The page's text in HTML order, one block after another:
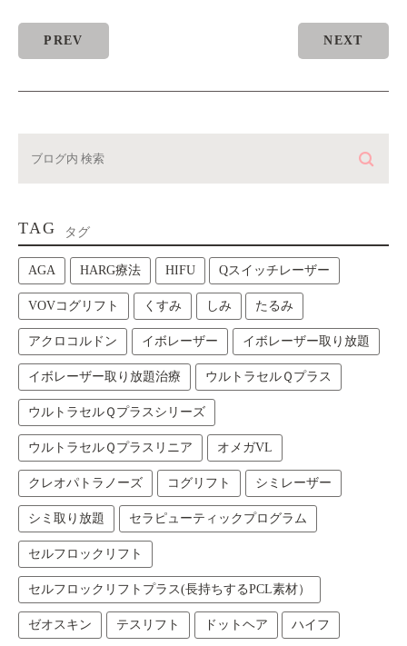
PREV NEXT
TAG タグ
AGA HARG療法 HIFU Qスイッチレーザー
VOVコグリフト くすみ しみ たるみ
アクロコルドン イボレーザー イボレーザー取り放題
イボレーザー取り放題治療 ウルトラセルＱプラス
ウルトラセルＱプラスシリーズ
ウルトラセルＱプラスリニア オメガVL
クレオパトラノーズ コグリフト シミレーザー
シミ取り放題 セラピューティックプログラム
セルフロックリフト
セルフロックリフトプラス(長持ちするPCL素材）
ゼオスキン テスリフト ドットヘア ハイフ